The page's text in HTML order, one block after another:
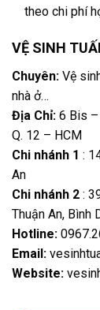
theo chi phí
VỆ SINH
Chuyên: Vệ
nhà ở…
Địa Chỉ: 6 Bis –
Q. 12 – HCM
Chi nhánh 1 :
An
Chi nhánh 2 :
Thuận An, Bình
Hotline:
Email:
Website: